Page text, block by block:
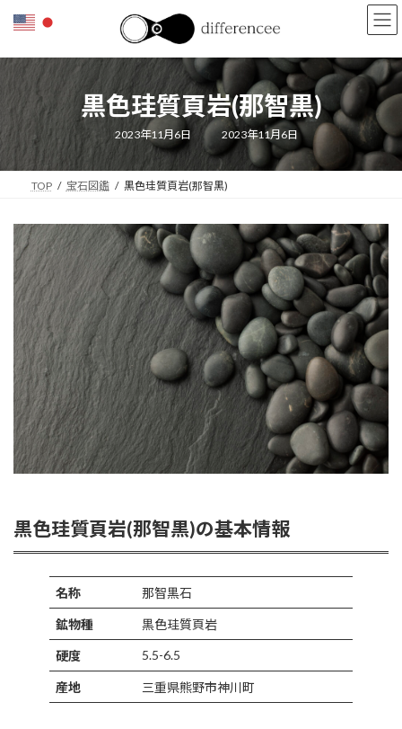
ン
ツ
へ
キ
ッ
プ
ー
シ
ョ
に
移
動
黒色珪質頁岩(那智黒)
2023年11月6日
最
更
新
時
2023年11月6日
TOP 宝石図鑑 黒色珪質頁岩(那智黒)
黒色珪質頁岩(那智黒)の基本情報
名称 那智黒石
鉱物種 黒色珪質頁岩
硬度 5.5-6.5
産地 三重県熊野市神川町